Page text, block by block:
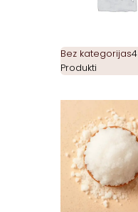
Bez kategorijas4
Produkti